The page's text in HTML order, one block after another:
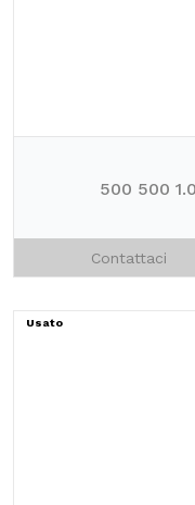
500 500
Contattaci
Usato